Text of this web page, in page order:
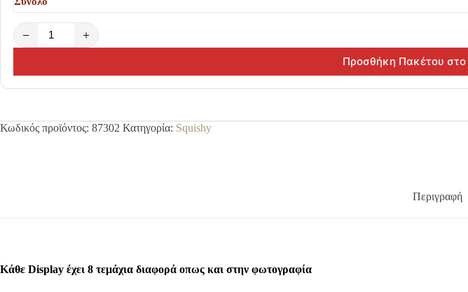
− +
Προσθήκη Πακέτου στο
Κωδικός προϊόντος: 87302 Κατηγορία: Squishy
Περιγραφή
Κάθε Display έχει 8 τεμάχια διαφορά οπως και στην φωτογραφία